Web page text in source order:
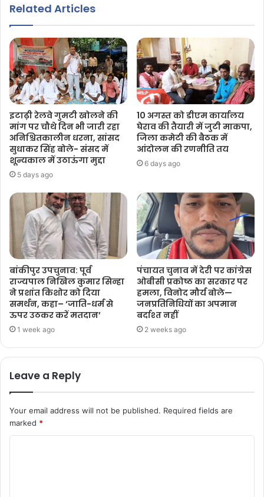
Related Articles
इटाढ़ी रेलवे गुमटी खोलने की
मांग पर चौथे दिन भी जारी रहा
अनिश्चितकालीन धरना, सांसद
सुधाकर सिंह बोले- संसद में
शून्यकाल में उठाऊंगा मुद्दा
5 days ago
10 अगस्त को डीएम कार्यालय
घेराव की तैयारी में जुटी माकपा,
जिला कमेटी की बैठक में
आंदोलन की रणनीति तय
6 days ago
बांकीपुर उपचुनाव: पूर्व
राज्यपाल निखिल कुमार सिन्हा
ने प्रशांत किशोर को दिया
समर्थन, कहा– ‘जाति-धर्म से
ऊपर उठकर करें मतदान’
1 week ago
पंचायत चुनाव में देरी पर कांग्रेस
ओबीसी प्रकोष्ठ का सरकार पर
हमला, विनोद मौर्य बोले—
जनप्रतिनिधियों का अपमान
बर्दाश्त नहीं
2 weeks ago
Leave a Reply
Your email address will not be published. Required fields are
marked *